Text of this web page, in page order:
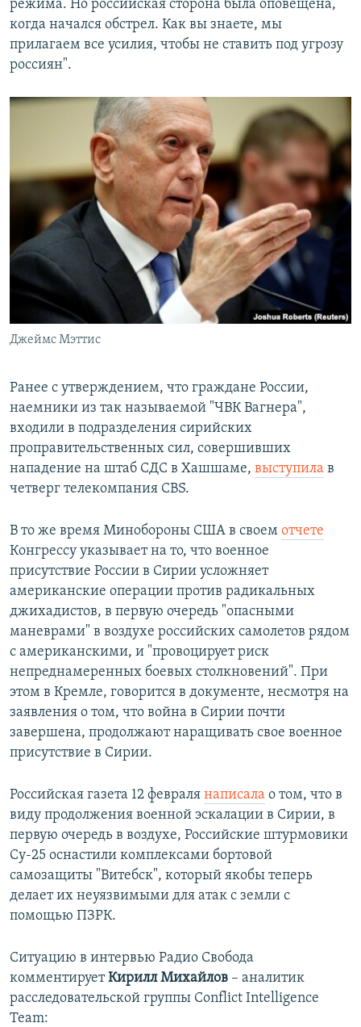
режима. Но российская сторона была оповещена,
когда начался обстрел. Как вы знаете, мы
прилагаем все усилия, чтобы не ставить под угрозу
россиян".
Джеймс Мэттис
Ранее с утверждением, что граждане России,
наемники из так называемой "ЧВК Вагнера",
входили в подразделения сирийских
проправительственных сил, совершивших
нападение на штаб СДС в Хашшаме, выступила в
четверг телекомпания CBS.
В то же время Минобороны США в своем отчете
Конгрессу указывает на то, что военное
присутствие России в Сирии усложняет
американские операции против радикальных
джихадистов, в первую очередь "опасными
маневрами" в воздухе российских самолетов рядом
с американскими, и "провоцирует риск
непреднамеренных боевых столкновений". При
этом в Кремле, говорится в документе, несмотря на
заявления о том, что война в Сирии почти
завершена, продолжают наращивать свое военное
присутствие в Сирии.
Российская газета 12 февраля написала о том, что в
виду продолжения военной эскалации в Сирии, в
первую очередь в воздухе, Российские штурмовики
Су-25 оснастили комплексами бортовой
самозащиты "Витебск", который якобы теперь
делает их неуязвимыми для атак с земли с
помощью ПЗРК.
Ситуацию в интервью Радио Свобода
комментируетКирилл Михайлов – аналитик
расследовательской группы Conflict Intelligence
Team: